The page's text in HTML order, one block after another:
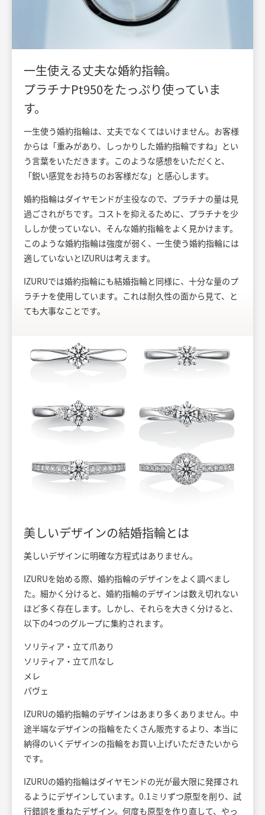
一生使える丈夫な婚約指輪。
プラチナPt950をたっぷり使っていま
す。
一生使う婚約指輪は、丈夫でなくてはいけません。お客様
からは「重みがあり、しっかりした婚約指輪ですね」とい
う言葉をいただきます。このような感想をいただくと、
「鋭い感覚をお持ちのお客様だな」と感心します。
婚約指輪はダイヤモンドが主役なので、プラチナの量は見
過ごされがちです。コストを抑えるために、プラチナを少
ししか使っていない、そんな婚約指輪をよく見かけます。
このような婚約指輪は強度が弱く、一生使う婚約指輪には
適していないとIZURUは考えます。
IZURUでは婚約指輪にも結婚指輪と同様に、十分な量のプ
ラチナを使用しています。これは耐久性の面から見て、と
ても大事なことです。
美しいデザインの結婚指輪とは
美しいデザインに明確な方程式はありません。
IZURUを始める際、婚約指輪のデザインをよく調べまし
た。細かく分けると、婚約指輪のデザインは数え切れない
ほど多く存在します。しかし、それらを大きく分けると、
以下の4つのグループに集約されます。
ソリティア・立て爪あり
ソリティア・立て爪なし
メレ
パヴェ
IZURUの婚約指輪のデザインはあまり多くありません。中
途半端なデザインの指輪をたくさん販売するより、本当に
納得のいくデザインの指輪をお買い上げいただきたいから
です。
IZURUの婚約指輪はダイヤモンドの光が最大限に発揮され
るようにデザインしています。0.1ミリずつ原型を削り、試
行錯誤を重ねたデザイン。何度も原型を作り直して、やっ